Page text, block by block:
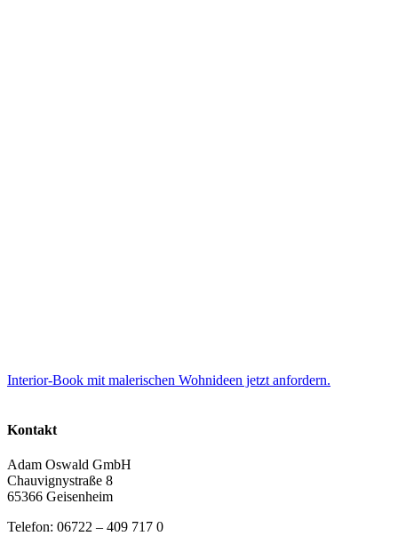
Interior-Book mit malerischen Wohnideen jetzt anfordern.
Kontakt
Adam Oswald GmbH
Chauvignystraße 8
65366 Geisenheim
Telefon: 06722 – 409 717 0